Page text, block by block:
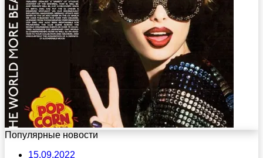
Популярные новости
15.09.2022